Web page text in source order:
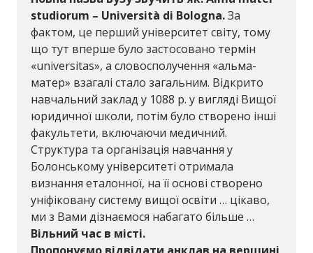
studiorum – Università di Bologna.За
фактом, це перший університет світу, тому
що тут вперше було застосовано термін
«universitas», а словосполучення «альма-
матер» взагалі стало загальним. Відкрито
навчальний заклад у 1088 р. у вигляді Вищої
юридичної школи, потім було створено інші
факультети, включаючи медичний.
Структура та організація навчання у
Болонському університеті отримала
визнання еталонної, на її основі створено
уніфіковану систему вищої освіти … цікаво,
ми з Вами дізнаємося набагато більше …
Вільний час в місті.